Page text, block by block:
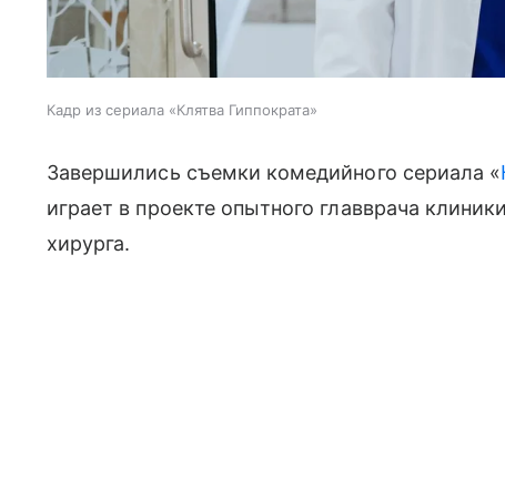
Кадр из сериала «Клятва Гиппократа»
Завершились съемки комедийного сериала «
играет в проекте опытного главврача
хирурга.